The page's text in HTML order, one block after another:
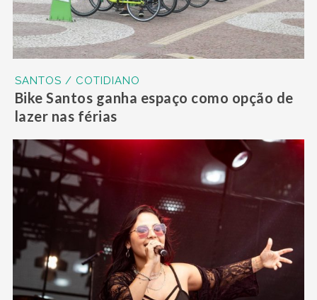
SANTOS / COTIDIANO
Bike Santos ganha espaço como opção de
lazer nas férias